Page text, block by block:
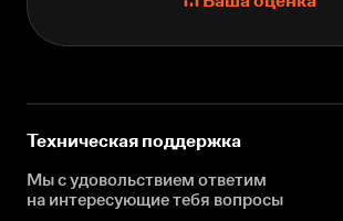
Техническая поддержка
Мы с удовольствием ответим
на интересующиетебя вопросы